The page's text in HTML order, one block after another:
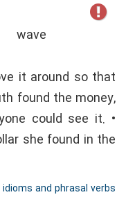
wave
it around so that
found the money,
could see it. •
she found in the
and phrasal verbs